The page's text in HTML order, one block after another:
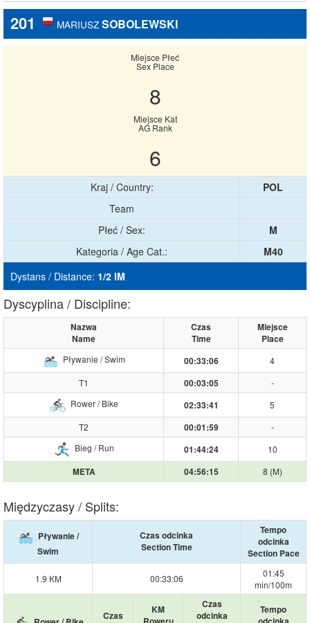
201 MARIUSZ SOBOLEWSKI
Miejsce Płeć
Sex Place
8
Miejsce Kat
AG Rank
6
Kraj / Country:
POL
Team
Płeć / Sex:
M
Kategoria / Age Cat.:
M40
Dystans / Distance: 1/2 IM
Dyscyplina / Discipline:
Nazwa
Name
Czas
Time
Miejsce
Place
Pływanie / Swim
00:33:06
4
T1
00:03:05
-
Rower / Bike
02:33:41
5
T2
00:01:59
-
Bieg / Run
01:44:24
10
META
04:56:15 8 (M)
Międzyczasy / Splits:
Pływanie /
Swim
Czas odcinka
Section Time
Tempo
odcinka
Section Pace
1.9 KM 00:33:06
01:45
min/100m
Czas
KM
Czas
odcinka
Tempo